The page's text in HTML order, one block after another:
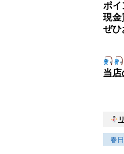
ポイ
現金
ぜひ
当店
春